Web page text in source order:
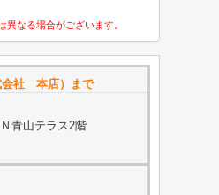
なる場合がございます。
会社 本店）まで
青山テラス2階